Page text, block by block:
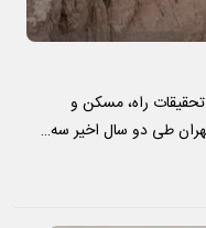
راه، مسکن و
طی دو سال اخیر سه…